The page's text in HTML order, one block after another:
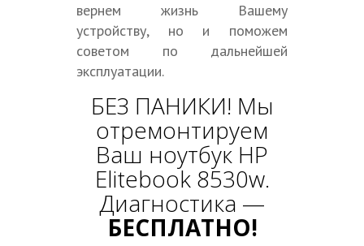
вернем жизнь Вашему
устройству, но и поможем
советом по дальнейшей
эксплуатации.
БЕЗ ПАНИКИ! Мы
отремонтируем
Ваш ноутбук HP
Elitebook 8530w.
Диагностика —
БЕСПЛАТНО!